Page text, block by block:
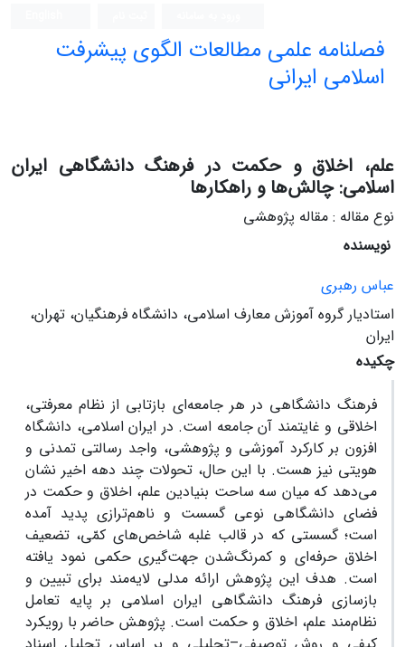
فصلنامه علمی مطالعات الگوی پیشرفت
اسلامی ایرانی
علم، اخلاق و حکمت در فرهنگ دانشگاهی ایران
اسلامی: چالش‌ها و راهکارها
نوع مقاله : مقاله پژوهشی
نویسنده
عباس رهبری
استادیار گروه آموزش معارف اسلامی، دانشگاه فرهنگیان، تهران،
ایران
چکیده
فرهنگ دانشگاهی در هر جامعه‌ای بازتابی از نظام معرفتی،
اخلاقی و غایتمند آن جامعه است. در ایران اسلامی، دانشگاه
افزون بر کارکرد آموزشی و پژوهشی، واجد رسالتی تمدنی و
هویتی نیز هست. با این حال، تحولات چند دهه اخیر نشان
می‌دهد که میان سه ساحت بنیادین علم، اخلاق و حکمت در
فضای دانشگاهی نوعی گسست و ناهم‌ترازی پدید آمده
است؛ گسستی که در قالب غلبه شاخص‌های کمّی، تضعیف
اخلاق حرفه‌ای و کمرنگ‌شدن جهت‌گیری حکمی نمود یافته
است. هدف این پژوهش ارائه مدلی لایه‌مند برای تبیین و
بازسازی فرهنگ دانشگاهی ایران اسلامی بر پایه تعامل
نظام‌مند علم، اخلاق و حکمت است. پژوهش حاضر با رویکرد